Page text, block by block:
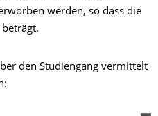
werden, so dass die
beträgt.
den Studiengang vermittelt